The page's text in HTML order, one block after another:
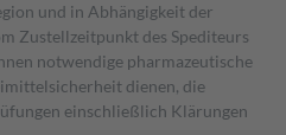
und in Abhängigkeit der
Zustellzeitpunkt des Spediteurs
notwendige pharmazeutische
dienen, die
einschließlich Klärungen